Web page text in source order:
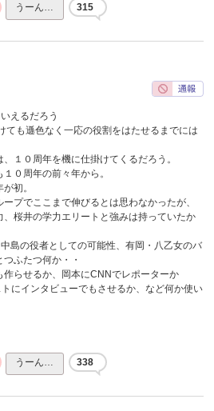
うーん… 315
えるだろう
ても遜色なく一応の役割をはたせるまでには
１０周年を機に仕掛けてくるだろう。
０周年の前々年から。
初。
プでここまで伸びるとは思わなかったが、
桜井の学力エリートと強みは持っていたか
島の役者としての可能性、有岡・八乙女のバ
ふたつ何か・・
作らせるか、岡本にCNNでレポーターか
にインタビューでもさせるか、など何か使い
うーん… 338